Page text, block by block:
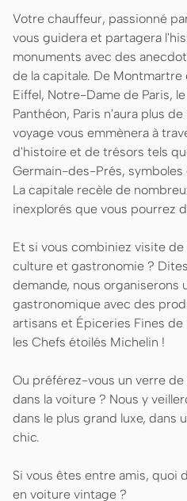
Votre chauffeur, passionné
vous guidera et partagera
monuments avec des
de la capitale. De Montmartre
Eiffel, Notre-Dame de Paris,
Panthéon, Paris n'aura plus
voyage vous emmènera à
d'histoire et de trésors tels
Germain-des-Prés, symboles
La capitale recèle de
inexplorés que vous pourrez
Et si vous combiniez visite
culture et gastronomie ?
demande, nous organiserons
gastronomique avec des
artisans et Épiceries Fines
les Chefs étoilés Michelin !
Ou préférez-vous un verre
dans la voiture ? Nous y
dans le plus grand luxe, dans
chic.
Si vous êtes entre amis, quoi
en voiture vintage ?